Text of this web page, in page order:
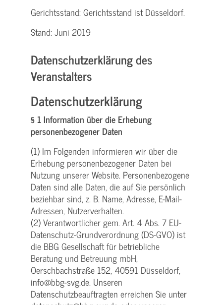
Gerichtsstand: Gerichtsstand ist Düsseldorf.
Stand: Juni 2019
Datenschutzerklärung des
Veranstalters
Datenschutzerklärung
§ 1 Information über die Erhebung
personenbezogener Daten
(1) Im Folgenden informieren wir über die
Erhebung personenbezogener Daten bei
Nutzung unserer Website. Personenbezogene
Daten sind alle Daten, die auf Sie persönlich
beziehbar sind, z. B. Name, Adresse, E-Mail-
Adressen, Nutzerverhalten.
(2) Verantwortlicher gem. Art. 4 Abs. 7 EU-
Datenschutz-Grundverordnung (DS-GVO) ist
die BBG Gesellschaft für betriebliche
Beratung und Betreuung mbH,
Oerschbachstraße 152, 40591 Düsseldorf,
info@bbg-svg.de. Unseren
Datenschutzbeauftragten erreichen Sie unter